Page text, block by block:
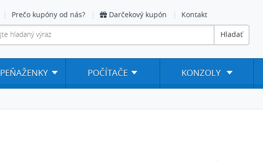
Prečo kupóny od nás? Darčekový kupón Kontakt
Hladať
POČÍTAČE KONZOLY